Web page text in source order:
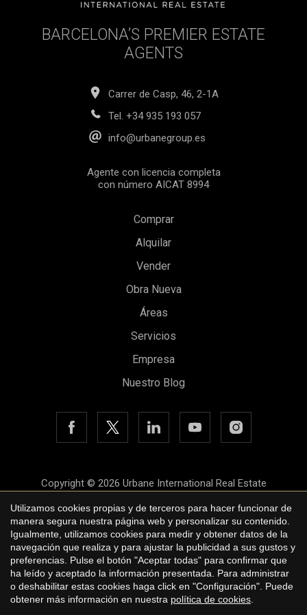
aparcamiento privada en el garaje subterráneo, con la
eléctricos. Con acabados de alta calidad, atención al detalle
y un enfoque en la sostenibilidad, esta propiedad ofrece
una experiencia de vida lujosa. Es una oportunidad ideal
una ubicación privilegiada.
BARCELONA’S PREMIER ESTATE
AGENTS
Carrer de Casp, 46, 2-1A
Tel. +34 935 193 057
info@urbanegroup.es
Agente con licencia completa
con número AICAT 8994
Comprar
Alquilar
Vender
Obra Nueva
Áreas
Servicios
Empresa
Nuestro Blog
Copyright © 2026 Urbane International Real Estate
Aviso legal
Política de privacidad
Política de cookies
byiEstrategic
Utilizamos cookies propias y de terceros para hacer funcionar de
manera segura nuestra página web y personalizar su contenido.
Igualmente, utilizamos cookies para medir y obtener datos de la
navegación que realiza y para ajustar la publicidad a sus gustos y
preferencias. Pulse el botón "Aceptar todas" para confirmar que
ha leído y aceptado la información presentada. Para administrar
o deshabilitar estas cookies haga click en "Configuración". Puede
obtener más información en nuestra política de cookies
Guardar configuración